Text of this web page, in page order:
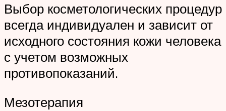
Выбор косметологических процедур
всегда индивидуален и зависит от
исходного состояния кожи человека
с учетом возможных
противопоказаний.
Мезотерапия